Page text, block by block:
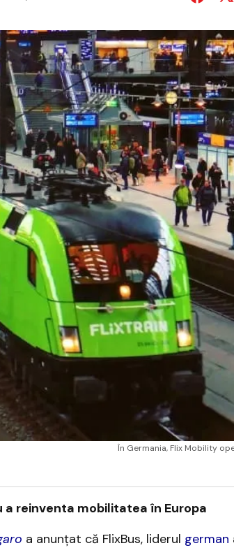
În Germania, Flix Mobility
a reinventa mobilitatea în Europa
a anunțat că FlixBus, liderul german